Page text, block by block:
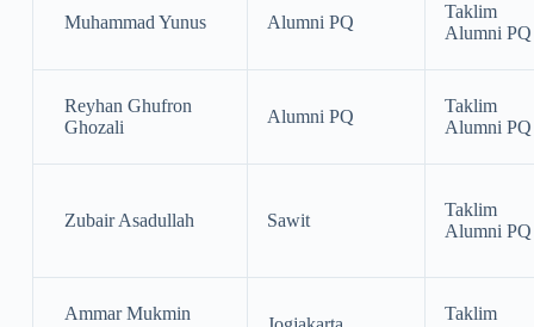
Muhammad Yunus Alumni PQ
Taklim
Alumni PQ
Reyhan Ghufron
Ghozali
Alumni PQ
Taklim
Alumni PQ
Zubair Asadullah Sawit
Taklim
Alumni PQ
Ammar Mukmin
Taklim